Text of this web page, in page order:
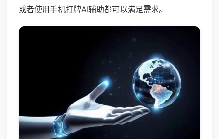
或者使用手机打牌AI辅助都可以满足需求。